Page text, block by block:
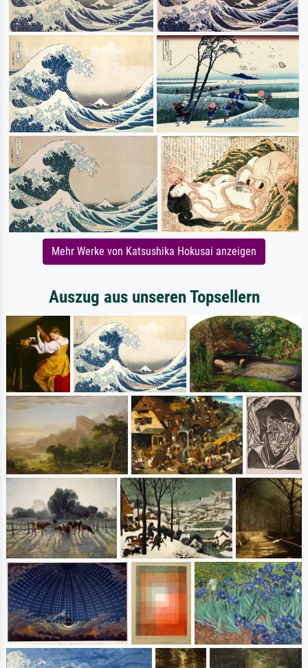
Mehr Werke von Katsushika Hokusai anzeigen
Auszug aus unseren Topsellern